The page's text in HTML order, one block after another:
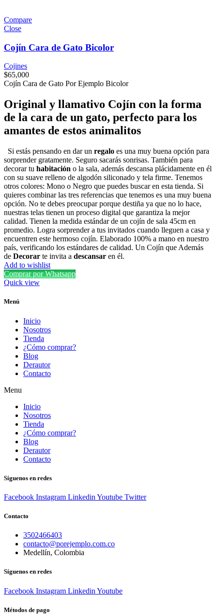
Compare
Close
Cojín Cara de Gato Bicolor
Cojines
$65,000
Cojín Cara de Gato Por Ejemplo Bicolor
Original y llamativo Cojín con la forma
de la cara de un gato, perfecto para los
amantes de estos animalitos
Si estás pensando en dar un regalo es una muy buena opción para
sorprender gratamente. Seguro sacarás sonrisas. También para
decorar tu habitación o la sala, además descansa plácidamente en él
con su suave relleno de algodón siliconado y tela firme. Tenemos
otros colores: Mono o Negro que puedes buscar en esta tienda. Si
quieres combinar las tres referencias que tenemos es una muy buena
opción. No te debes preocupar porque destiña ya que no lo hace,
nuestras telas tienen un proceso digital que garantiza la mejor
calidad. Tienen la medida estándar de un cojín de sala 45cm en
promedio. Logra sorprender a tus invitados cuando lleguen a casa y
encuentren este hermoso cojín. Elaborado 100% a mano en nuestro
país, verificando los estándares de calidad. Un Cojín que Además
de Decorar te invita a descansar en él.
Add to wishlist
Comprar por Whatsapp
Quick view
Menú
Inicio
Nosotros
Tienda
¿Cómo comprar?
Blog
Derautor
Contacto
Menu
Inicio
Nosotros
Tienda
¿Cómo comprar?
Blog
Derautor
Contacto
Síguenos en redes
Facebook Instagram Linkedin Youtube Twitter
Contacto
3502466403
contacto@porejemplo.com.co
Medellín, Colombia
Síguenos en redes
Facebook Instagram Linkedin Youtube
Métodos de pago